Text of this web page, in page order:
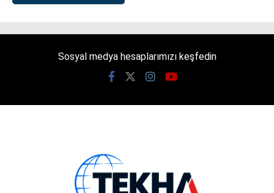
Sosyal medya hesaplarımızı keşfedin